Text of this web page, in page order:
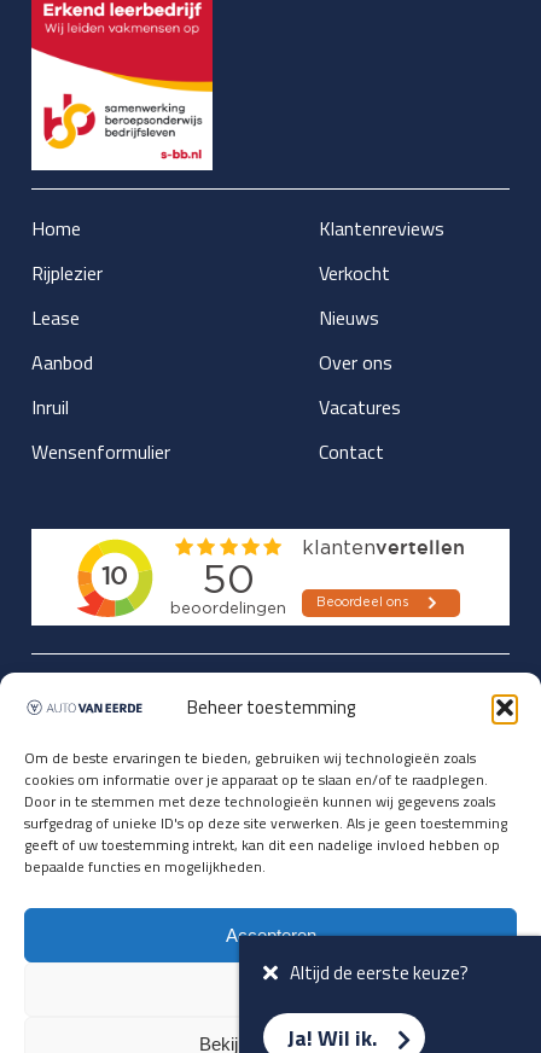
Beheer toestemming
Om de beste ervaringen te bieden, gebruiken wij technologieën zoals
cookies om informatie over je apparaat op te slaan en/of te raadplegen.
Door in te stemmen met deze technologieën kunnen wij gegevens zoals
surfgedrag of unieke ID's op deze site verwerken. Als je geen toestemming
geeft of uw toestemming intrekt, kan dit een nadelige invloed hebben op
bepaalde functies en mogelijkheden.
Accepteren
Bekijk voorkeuren
Home
Rijplezier
Lease
Aanbod
Inruil
Wensenformulier
Klantenreviews
Verkocht
Nieuws
Over ons
Vacatures
Contact
Updates over nieuwbinnen-komers
vóórdat ze op de portals staan?
Registreer je hier.
E-mailadres *
Altijd de eerste keuze?
Ja! Wil ik.